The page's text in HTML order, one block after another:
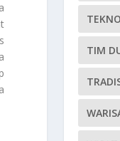
TIM